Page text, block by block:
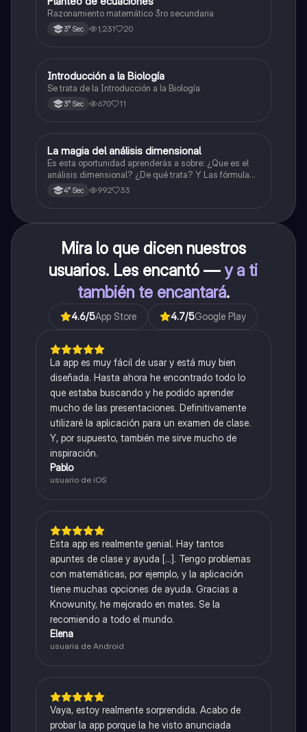
Razonamiento matemático 3ro secundaria
3° Sec 1,231 20
Biología
Introducción a la Biología
Se trata de la Introducción a la Biología
3° Sec 670 11
Física
La magia del análisis dimensional
Es esta oportunidad aprenderás a sobre: ¿Que es el
análisis dimensional? ¿De qué trata? Y Las fórmulas
de las magnitudes fundamentales y derivadas.
4° Sec 992 33
Mira lo que dicen nuestros
usuarios. Les encantó —y a ti
también te encantará.
4.6/5App Store 4.7/5Google Play
La app es muy fácil de usar y está muy bien
diseñada. Hasta ahora he encontrado todo lo
que estaba buscando y he podido aprender
mucho de las presentaciones. Definitivamente
utilizaré la aplicación para un examen de clase.
Y, por supuesto, también me sirve mucho de
inspiración.
Pablo
usuario de iOS
Esta app es realmente genial. Hay tantos
apuntes de clase y ayuda [...]. Tengo problemas
con matemáticas, por ejemplo, y la aplicación
tiene muchas opciones de ayuda. Gracias a
Knowunity, he mejorado en mates. Se la
recomiendo a todo el mundo.
Elena
usuaria de Android
Vaya, estoy realmente sorprendida. Acabo de
probar la app porque la he visto anunciada